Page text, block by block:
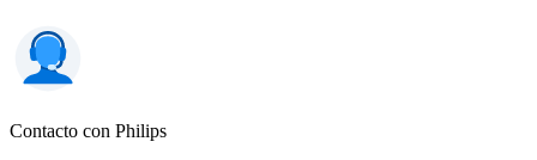
Contacto con Philips